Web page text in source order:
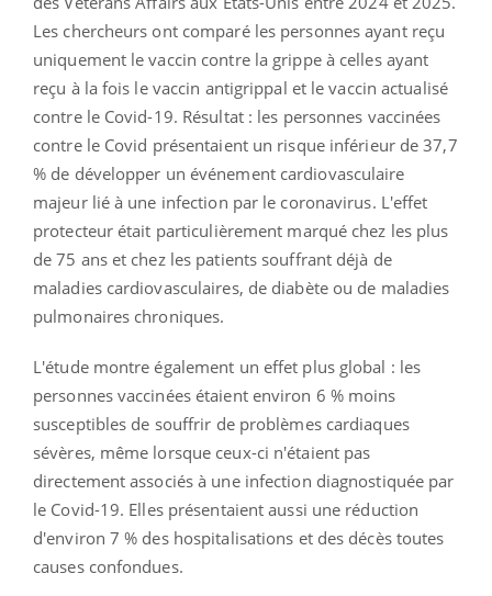
Les chercheurs ont comparé les personnes ayant reçu
uniquement le vaccin contre la grippe à celles ayant
reçu à la fois le vaccin antigrippal et le vaccin actualisé
contre le Covid-19. Résultat : les personnes vaccinées
contre le Covid présentaient un risque inférieur de 37,7
% de développer un événement cardiovasculaire
majeur lié à une infection par le coronavirus. L'effet
protecteur était particulièrement marqué chez les plus
de 75 ans et chez les patients souffrant déjà de
maladies cardiovasculaires, de diabète ou de maladies
pulmonaires chroniques.
L'étude montre également un effet plus global : les
personnes vaccinées étaient environ 6 % moins
susceptibles de souffrir de problèmes cardiaques
sévères, même lorsque ceux-ci n'étaient pas
directement associés à une infection diagnostiquée par
le Covid-19. Elles présentaient aussi une réduction
d'environ 7 % des hospitalisations et des décès toutes
causes confondues.